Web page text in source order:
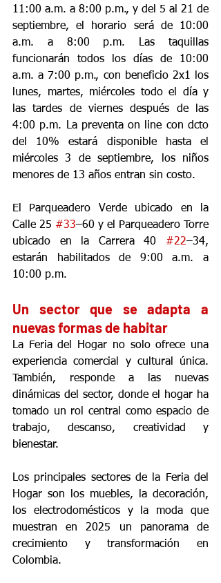
11:00 a.m. a 8:00 p.m., y del 5 al 21 de
septiembre, el horario será de 10:00
a.m. a 8:00 p.m. Las taquillas
funcionarán todos los días de 10:00
a.m. a 7:00 p.m., con beneficio 2x1 los
lunes, martes, miércoles todo el día y
las tardes de viernes después de las
4:00 p.m. La preventa on line con dcto
del 10% estará disponible hasta el
miércoles 3 de septiembre, los niños
menores de 13 años entran sin costo.
El Parqueadero Verde ubicado en la
Calle 25 #33–60 y el Parqueadero Torre
ubicado en la Carrera 40 #22–34,
estarán habilitados de 9:00 a.m. a
10:00 p.m.
Un sector que se adapta a
nuevas formas de habitar
La Feria del Hogar no solo ofrece una
experiencia comercial y cultural única.
También, responde a las nuevas
dinámicas del sector, donde el hogar ha
tomado un rol central como espacio de
trabajo, descanso, creatividad y
bienestar.
Los principales sectores de la Feria del
Hogar son los muebles, la decoración,
los electrodomésticos y la moda que
muestran en 2025 un panorama de
crecimiento y transformación en
Colombia.